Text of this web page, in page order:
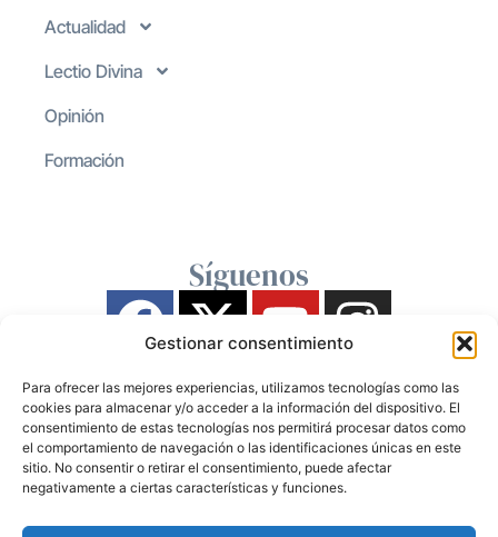
Gestionar consentimiento
Para ofrecer las mejores experiencias, utilizamos tecnologías como las
cookies para almacenar y/o acceder a la información del dispositivo. El
consentimiento de estas tecnologías nos permitirá procesar datos como
el comportamiento de navegación o las identificaciones únicas en este
sitio. No consentir o retirar el consentimiento, puede afectar
negativamente a ciertas características y funciones.
Actualidad
Lectio Divina
Opinión
Formación
Síguenos